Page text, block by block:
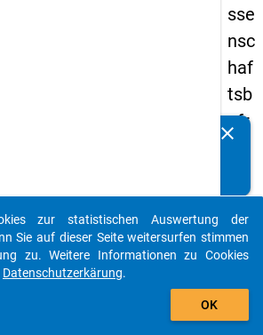
sse
nsc
haf
tsb
efr
g
20
23
Details
clear
auto_stories
add_shopping_cart
zur statistischen Auswertung der
Sie auf dieser Seite weitersurfen stimmen
zu. Weitere Informationen zu Cookies
Datenschutzerkärung.
OK